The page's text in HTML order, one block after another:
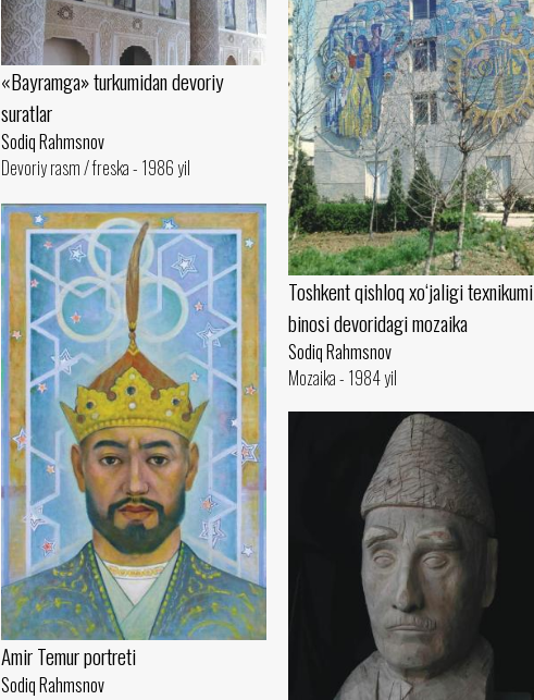
«Bayramga» turkumidan devoriy
suratlar
Sodiq Rahmsnov
Devoriy rasm / freska - 1986 yil
Toshkent qishloq xo‘jaligi texnikumi
binosi devoridagi mozaika
Sodiq Rahmsnov
Mozaika - 1984 yil
Amir Temur portreti
Sodiq Rahmsnov